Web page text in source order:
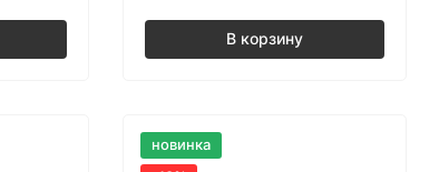
В корзину
новинка